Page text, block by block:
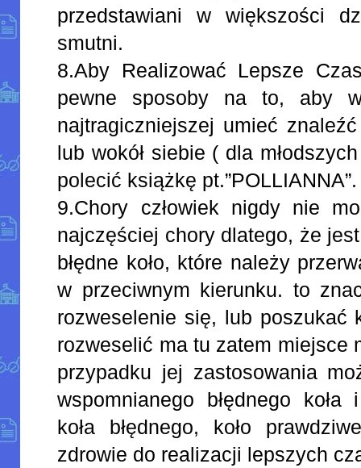
przedstawiani w większości
smutni.
8.Aby Realizować Lepsze
pewne sposoby na to, aby
najtragiczniejszej umieć
lub wokół siebie ( dla
polecić książkę pt.”POLLIANNA”.
9.Chory człowiek nigdy nie
najczęściej chory dlatego, że
błędne koło, które należy
w przeciwnym kierunku. to
rozweselenie się, lub poszukać
rozweselić ma tu zatem miejsce
przypadku jej zastosowania
wspomnianego błędnego
koła błędnego, koło
zdrowie do realizacji lepszych